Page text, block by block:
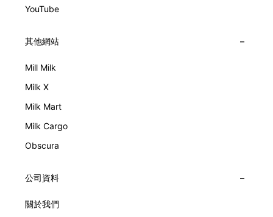
YouTube
其他網站
Mill Milk
Milk X
Milk Mart
Milk Cargo
Obscura
公司資料
關於我們